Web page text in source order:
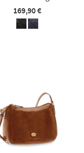
169,90 €